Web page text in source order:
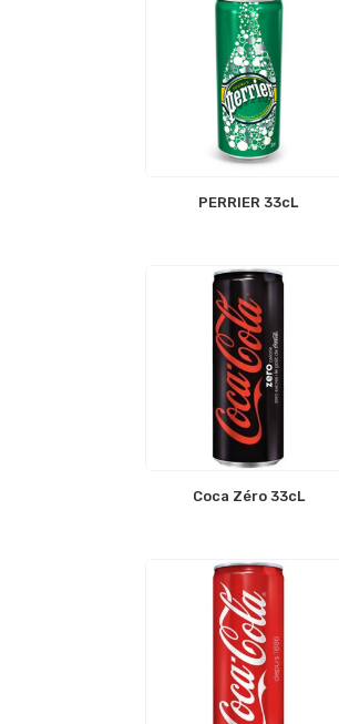
PERRIER 33cL
Coca Zéro 33cL